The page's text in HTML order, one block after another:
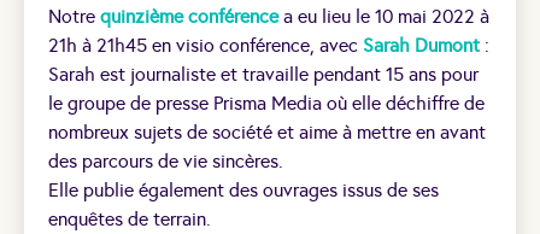
Notre quinzième conférencea eu lieu le 10 mai 2022 à
21h à 21h45 en visio conférence, avec Sarah Dumont:
Sarah est journaliste et travaille pendant 15 ans pour
le groupe de presse Prisma Media où elle déchiffre de
nombreux sujets de société et aime à mettre en avant
des parcours de vie sincères.
Elle publie également des ouvrages issus de ses
enquêtes de terrain.